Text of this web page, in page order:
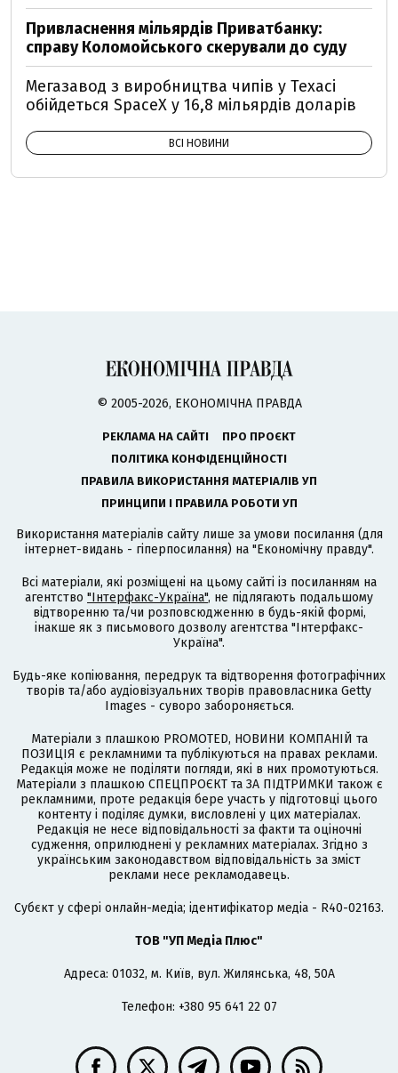
Привласнення мільярдів Приватбанку:
справу Коломойського скерували до суду
Мегазавод з виробництва чипів у Техасі
обійдеться SpaceX у 16,8 мільярдів доларів
ВСІ НОВИНИ
© 2005-2026, ЕКОНОМІЧНА ПРАВДА
РЕКЛАМА НА САЙТІ
ПРО ПРОЄКТ
ПОЛІТИКА КОНФІДЕНЦІЙНОСТІ
ПРАВИЛА ВИКОРИСТАННЯ МАТЕРІАЛІВ УП
ПРИНЦИПИ І ПРАВИЛА РОБОТИ УП
Використання матеріалів сайту лише за умови посилання (для
інтернет-видань - гіперпосилання) на "Економічну правду".
Всі матеріали, які розміщені на цьому сайті із посиланням на
агентство "Інтерфакс-Україна", не підлягають подальшому
відтворенню та/чи розповсюдженню в будь-якій формі,
інакше як з письмового дозволу агентства "Інтерфакс-
Україна".
Будь-яке копіювання, передрук та відтворення фотографічних
творів та/або аудіовізуальних творів правовласника Getty
Images - суворо забороняється.
Матеріали з плашкою PROMOTED, НОВИНИ КОМПАНІЙ та
ПОЗИЦІЯ є рекламними та публікуються на правах реклами.
Редакція може не поділяти погляди, які в них промотуються.
Матеріали з плашкою СПЕЦПРОЄКТ та ЗА ПІДТРИМКИ також є
рекламними, проте редакція бере участь у підготовці цього
контенту і поділяє думки, висловлені у цих матеріалах.
Редакція не несе відповідальності за факти та оціночні
судження, оприлюднені у рекламних матеріалах. Згідно з
українським законодавством відповідальність за зміст
реклами несе рекламодавець.
Cубєкт у сфері онлайн-медіа; ідентифікатор медіа - R40-02163.
ТОВ "УП Медіа Плюс"
Адреса: 01032, м. Київ, вул. Жилянська, 48, 50А
Телефон: +380 95 641 22 07